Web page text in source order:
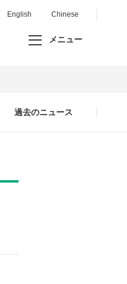
English Chinese
メニュー
過去のニュース